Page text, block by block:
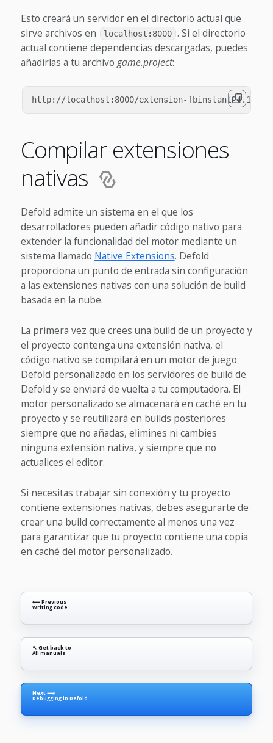
Esto creará un servidor en el directorio actual que
sirve archivos en
localhost:8000 . Si el directorio
actual contiene dependencias descargadas, puedes
añadirlas a tu archivo game.project:
Compilar extensiones
nativas
Defold admite un sistema en el que los
desarrolladores pueden añadir código nativo para
extender la funcionalidad del motor mediante un
sistema llamado Native Extensions. Defold
proporciona un punto de entrada sin configuración
a las extensiones nativas con una solución de build
basada en la nube.
La primera vez que crees una build de un proyecto y
el proyecto contenga una extensión nativa, el
código nativo se compilará en un motor de juego
Defold personalizado en los servidores de build de
Defold y se enviará de vuelta a tu computadora. El
motor personalizado se almacenará en caché en tu
proyecto y se reutilizará en builds posteriores
siempre que no añadas, elimines ni cambies
ninguna extensión nativa, y siempre que no
actualices el editor.
Si necesitas trabajar sin conexión y tu proyecto
contiene extensiones nativas, debes asegurarte de
crear una build correctamente al menos una vez
para garantizar que tu proyecto contiene una copia
en caché del motor personalizado.
⟵ Previous
Writing code
↖ Get back to
All manuals
Next ⟶
Debugging in Defold